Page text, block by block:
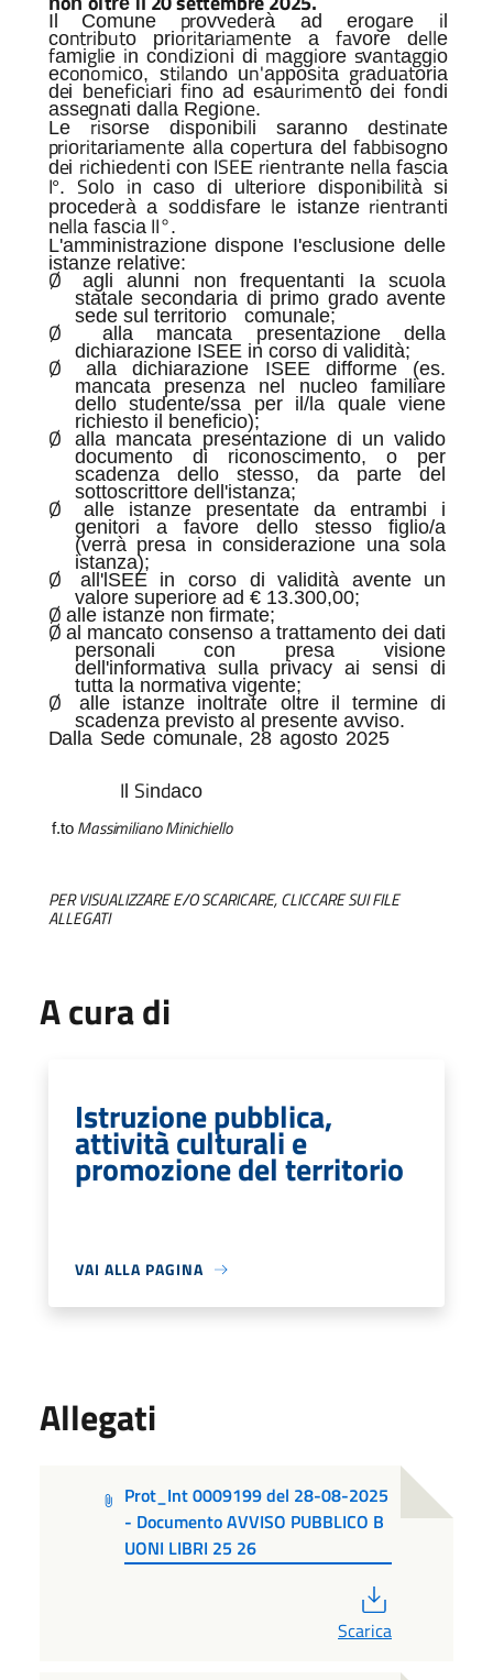
Il Comune provvederà ad erogare i
contributo prioritariamente a favore delle
famiglie in condizioni di maggiore svantaggio
economico, stilando un'apposita graduatoria
dei beneficiari fino ad esaurimento dei fondi
assegnati dalla Regione.
Le risorse disponibili saranno destinate
prioritariamente alla copertura delfabbisogno
dei richiedenti con ISEE rientrante nella fascia
I°. Solo in caso di ulteriore disponibilità si
procederà a soddisfare le istanze rientranti
nellafascia II°.
L'amministrazione dispone I'esclusione delle
istanze relative:
Ø
agli alunni non frequentanti Ia scuola
statale secondaria di primo grado avente
sede sul territorio
comunale;
Ø
alla mancata presentazione della
dichiarazione ISEE in corso di validità;
Ø
alla dichiarazione ISEE difforme (es.
mancata presenza nel nucleo familiare
dello studente/ssa per il/la quale viene
richiesto il beneficio);
Ø
alla mancata presentazione di un valido
documento di riconoscimento, o per
scadenza dello stesso, da parte del
sottoscrittore dell'istanza;
Ø
alle istanze presentate da entrambi i
genitori a favore dello stesso figlio/a
(verrà presa in considerazione una sola
istanza);
Ø
all'lSEE in corso di validità avente un
valore superiore ad € 13.300,00;
Ø alle istanze non firmate;
Ø al mancato consenso a trattamento dei dati
personali con presa visione
dell'informativa sulla privacy ai sensi di
tutta la normativa vigente;
Ø
alle istanze inoltrate oltre il termine di
scadenza previsto al presente avviso.
Dalla Sede comunale, 28 agosto 2025
I Sindaco
f.to MassimilianoMinichiello
PER VISUALIZZARE E/O SCARICARE, CLICCARE SUI FILE
ALLEGATI
A cura di
Istruzione pubblica,
attività culturali e
promozione del territorio
VAI ALLA PAGINA
Allegati
Prot_Int 0009199 del 28-08-2025
- Documento AVVISO PUBBLICO B
UONI LIBRI 25 26
Scarica